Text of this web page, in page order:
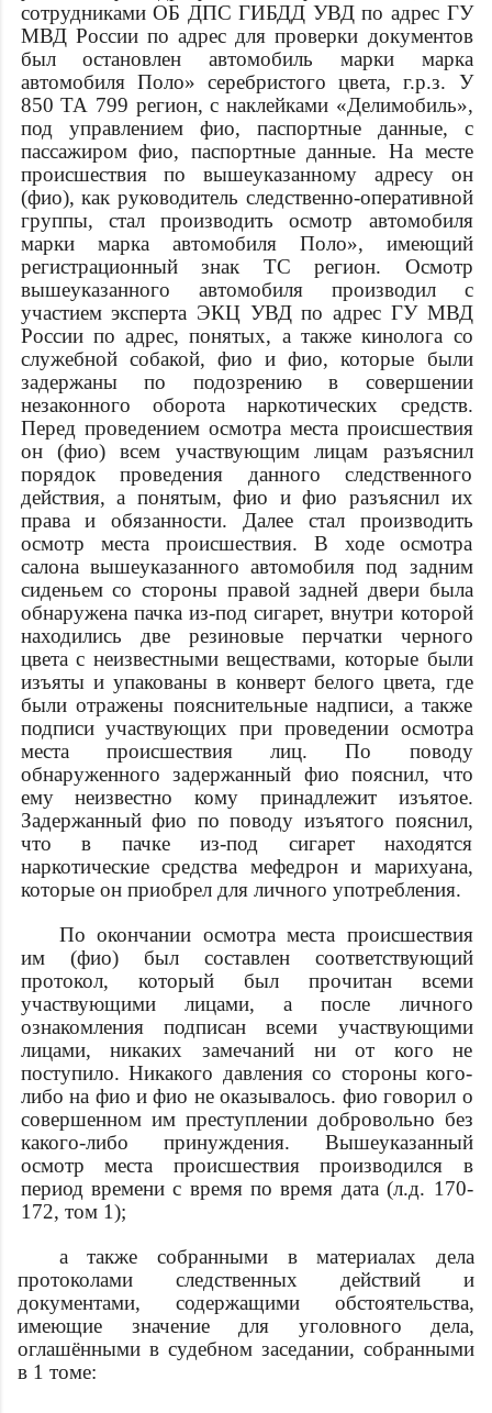
сотрудниками ОБ ДПС ГИБДД УВД по адресГУ
МВД России поадрес для проверки документов
был остановлен автомобиль марки марка
автомобиляПоло» серебристого цвета, г.р.з. У
850 ТА 799 регион, с наклейками «Делимобиль»,
под управлением фио, паспортные данные, с
пассажиромфио, паспортные данные. На месте
происшествия по вышеуказанному адресу он
(фио), как руководитель следственно-оперативной
группы, стал производить осмотр автомобиля
марки марка автомобиляПоло», имеющий
регистрационный знак ТС регион. Осмотр
вышеуказанного автомобиля производил с
участием эксперта ЭКЦ УВД поадрес ГУ МВД
России поадрес, понятых, а также кинолога со
служебной собакой, фио ифио, которые были
задержаны по подозрению в совершении
незаконного оборота наркотических средств.
Перед проведением осмотра места происшествия
он (фио) всем участвующим лицам разъяснил
порядок проведения данного следственного
действия, а понятым,фио ифио разъяснил их
права и обязанности. Далее стал производить
осмотр места происшествия. В ходе осмотра
салона вышеуказанного автомобиля под задним
сиденьем со стороны правой задней двери была
обнаружена пачка из-под сигарет, внутри которой
находились две резиновые перчатки черного
цвета с неизвестными веществами, которые были
изъяты и упакованы в конверт белого цвета, где
были отражены пояснительные надписи, а также
подписи участвующих при проведении осмотра
места происшествия лиц. По поводу
обнаруженного задержанный фио пояснил, что
ему неизвестно кому принадлежит изъятое.
Задержанныйфио по поводу изъятого пояснил,
что в пачке из-под сигарет находятся
наркотические средства мефедрон и марихуана,
которые он приобрел для личного употребления.
По окончании осмотра места происшествия
им (фио) был составлен соответствующий
протокол, который был прочитан всеми
участвующими лицами, а после личного
ознакомления подписан всеми участвующими
лицами, никаких замечаний ни от кого не
поступило. Никакого давления со стороны кого-
либо на фио ифио не оказывалось. фио говорил о
совершенном им преступлении добровольно без
какого-либо принуждения. Вышеуказанный
осмотр места происшествия производился в
период времени с времяповремя дата (л.д. 170-
172, том 1);
а также собранными в материалах дела
протоколами следственных действий и
документами, содержащими обстоятельства,
имеющие значение для уголовного дела,
оглашёнными в судебном заседании, собранными
в 1 томе: